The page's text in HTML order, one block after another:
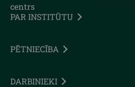
centrs
PAR INSTITŪTU
PĒTNIECĪBA
DARBINIEKI